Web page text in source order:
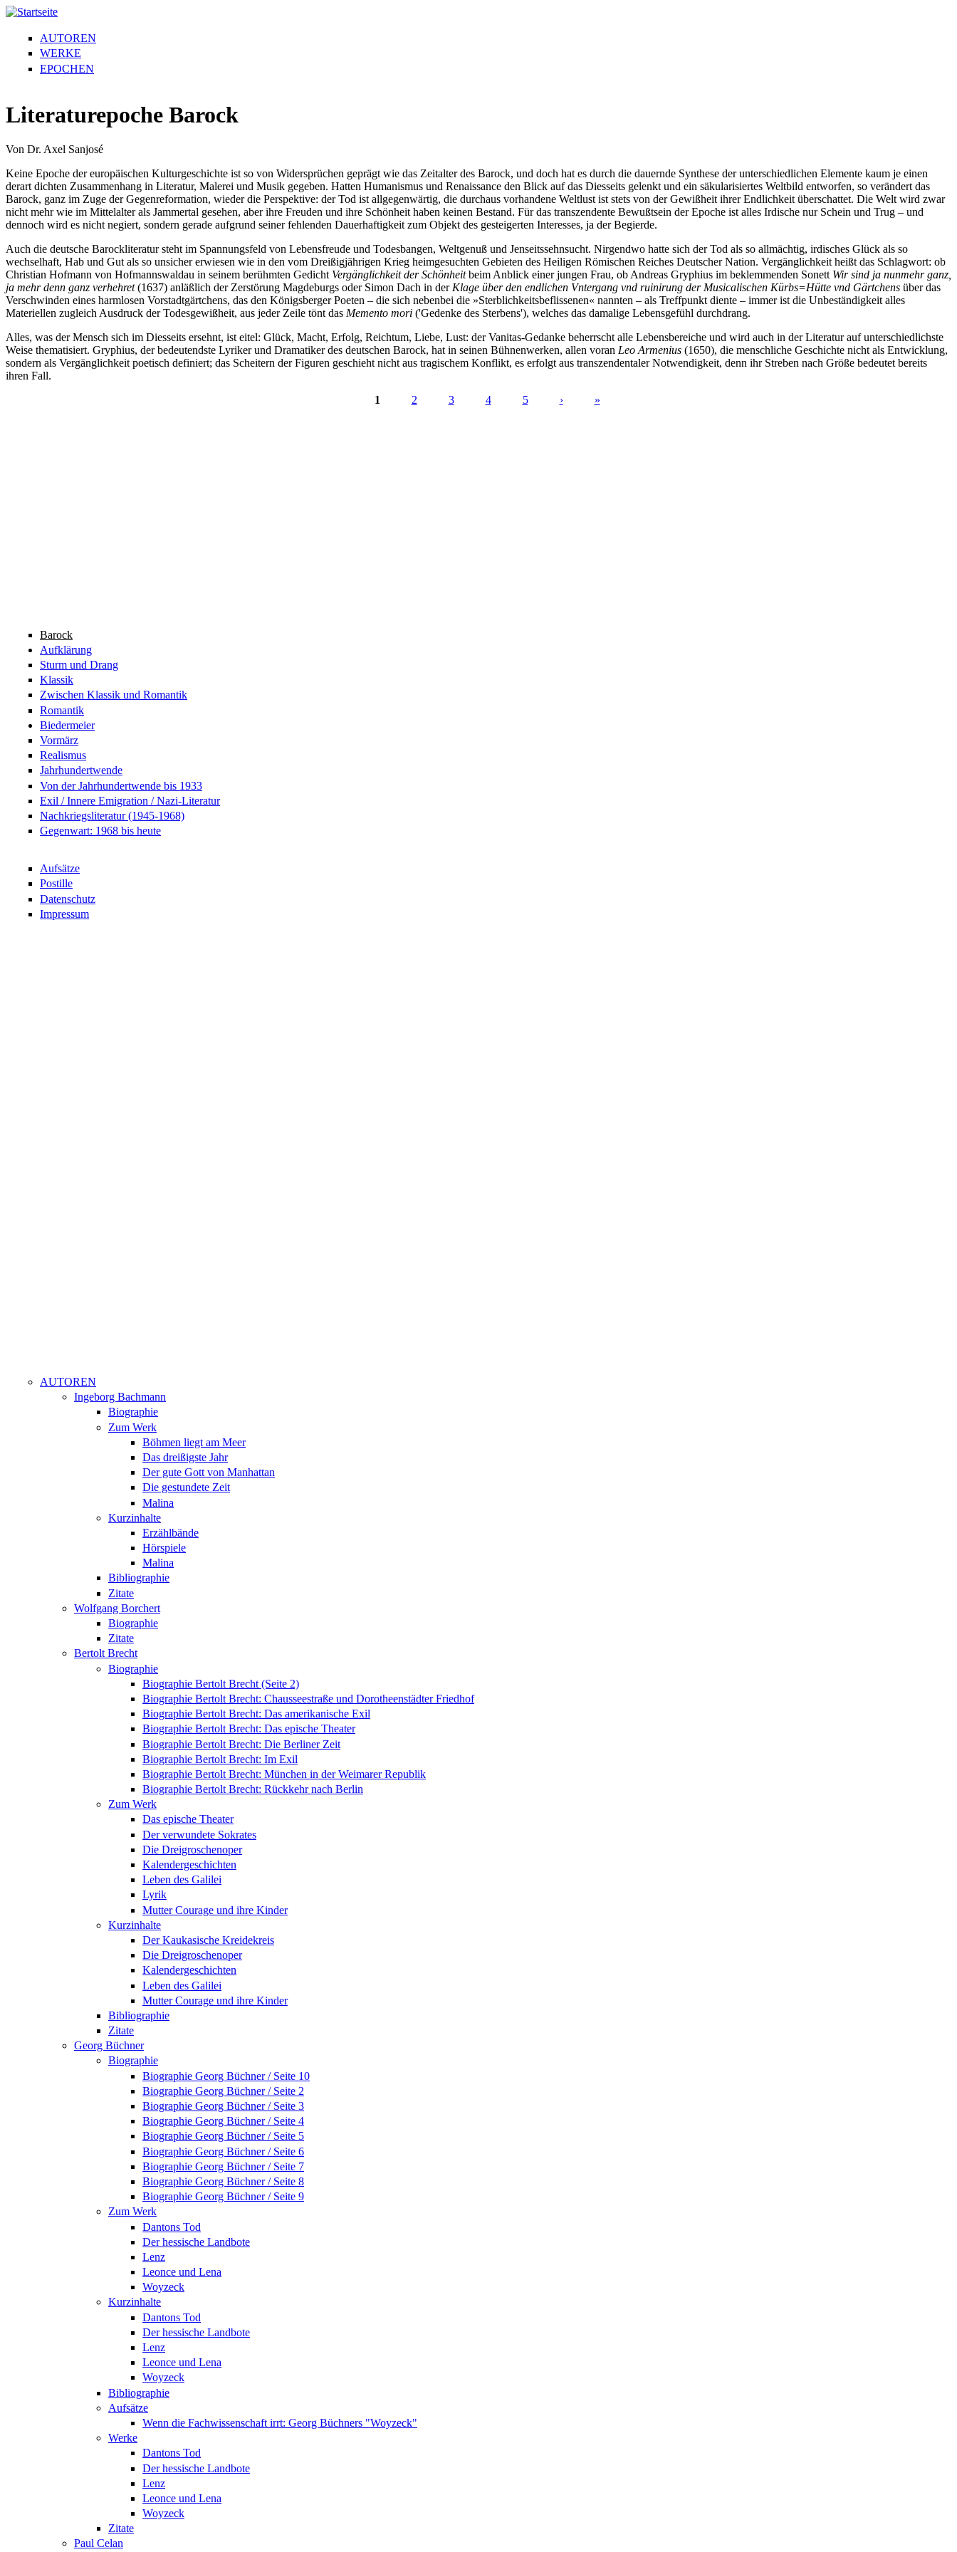
AUTOREN
WERKE
EPOCHEN
Literaturepoche Barock
Von Dr. Axel Sanjosé
Keine Epoche der europäischen Kulturgeschichte ist so von Widersprüchen geprägt wie das Zeitalter des Barock, und doch hat es durch die dauernde Synthese der unterschiedlichen Elemente kaum je einen
derart dichten Zusammenhang in Literatur, Malerei und Musik gegeben. Hatten Humanismus und Renaissance den Blick auf das Diesseits gelenkt und ein säkularisiertes Weltbild entworfen, so verändert das
Barock, ganz im Zuge der Gegenreformation, wieder die Perspektive: der Tod ist allgegenwärtig, die durchaus vorhandene Weltlust ist stets von der Gewißheit ihrer Endlichkeit überschattet. Die Welt wird zwar
nicht mehr wie im Mittelalter als Jammertal gesehen, aber ihre Freuden und ihre Schönheit haben keinen Bestand. Für das transzendente Bewußtsein der Epoche ist alles Irdische nur Schein und Trug – und
dennoch wird es nicht negiert, sondern gerade aufgrund seiner fehlenden Dauerhaftigkeit zum Objekt des gesteigerten Interesses, ja der Begierde.
Auch die deutsche Barockliteratur steht im Spannungsfeld von Lebensfreude und Todesbangen, Weltgenuß und Jenseitssehnsucht. Nirgendwo hatte sich der Tod als so allmächtig, irdisches Glück als so
wechselhaft, Hab und Gut als so unsicher erwiesen wie in den vom Dreißigjährigen Krieg heimgesuchten Gebieten des Heiligen Römischen Reiches Deutscher Nation. Vergänglichkeit heißt das Schlagwort: ob
Christian Hofmann von Hofmannswaldau in seinem berühmten Gedicht Vergänglichkeit der Schönheitbeim Anblick einer jungen Frau, ob Andreas Gryphius im beklemmenden Sonett Wir sind ja nunmehr ganz,
ja mehr denn ganz verhehret(1637) anläßlich der Zerstörung Magdeburgs oder Simon Dach in derKlage über den endlichen Vntergang vnd ruinirung der Musicalischen Kürbs=Hütte vnd Gärtchens über das
Verschwinden eines harmlosen Vorstadtgärtchens, das den Königsberger Poeten – die sich nebenbei die »Sterblichkeitsbeflissenen« nannten – als Treffpunkt diente – immer ist die Unbeständigkeit alles
Materiellen zugleich Ausdruck der Todesgewißheit, aus jeder Zeile tönt das Memento mori ('Gedenke des Sterbens'), welches das damalige Lebensgefühl durchdrang.
Alles, was der Mensch sich im Diesseits ersehnt, ist eitel: Glück, Macht, Erfolg, Reichtum, Liebe, Lust: der Vanitas-Gedanke beherrscht alle Lebensbereiche und wird auch in der Literatur auf unterschiedlichste
Weise thematisiert. Gryphius, der bedeutendste Lyriker und Dramatiker des deutschen Barock, hat in seinen Bühnenwerken, allen voran Leo Armenius (1650), die menschliche Geschichte nicht als Entwicklung,
sondern als Vergänglichkeit poetisch definiert; das Scheitern der Figuren geschieht nicht aus tragischem Konflikt, es erfolgt aus transzendentaler Notwendigkeit, denn ihr Streben nach Größe bedeutet bereits
ihren Fall.
1 2 3 4 5 › »
Barock
Aufklärung
Sturm und Drang
Klassik
Zwischen Klassik und Romantik
Romantik
Biedermeier
Vormärz
Realismus
Jahrhundertwende
Von der Jahrhundertwende bis 1933
Exil / Innere Emigration / Nazi-Literatur
Nachkriegsliteratur (1945-1968)
Gegenwart: 1968 bis heute
Aufsätze
Postille
Datenschutz
Impressum
AUTOREN
Ingeborg Bachmann
Biographie
Zum Werk
Böhmen liegt am Meer
Das dreißigste Jahr
Der gute Gott von Manhattan
Die gestundete Zeit
Malina
Kurzinhalte
Erzählbände
Hörspiele
Malina
Bibliographie
Zitate
Wolfgang Borchert
Biographie
Zitate
Bertolt Brecht
Biographie
Biographie Bertolt Brecht (Seite 2)
Biographie Bertolt Brecht: Chausseestraße und Dorotheenstädter Friedhof
Biographie Bertolt Brecht: Das amerikanische Exil
Biographie Bertolt Brecht: Das epische Theater
Biographie Bertolt Brecht: Die Berliner Zeit
Biographie Bertolt Brecht: Im Exil
Biographie Bertolt Brecht: München in der Weimarer Republik
Biographie Bertolt Brecht: Rückkehr nach Berlin
Zum Werk
Das epische Theater
Der verwundete Sokrates
Die Dreigroschenoper
Kalendergeschichten
Leben des Galilei
Lyrik
Mutter Courage und ihre Kinder
Kurzinhalte
Der Kaukasische Kreidekreis
Die Dreigroschenoper
Kalendergeschichten
Leben des Galilei
Mutter Courage und ihre Kinder
Bibliographie
Zitate
Georg Büchner
Biographie
Biographie Georg Büchner / Seite 10
Biographie Georg Büchner / Seite 2
Biographie Georg Büchner / Seite 3
Biographie Georg Büchner / Seite 4
Biographie Georg Büchner / Seite 5
Biographie Georg Büchner / Seite 6
Biographie Georg Büchner / Seite 7
Biographie Georg Büchner / Seite 8
Biographie Georg Büchner / Seite 9
Zum Werk
Dantons Tod
Der hessische Landbote
Lenz
Leonce und Lena
Woyzeck
Kurzinhalte
Dantons Tod
Der hessische Landbote
Lenz
Leonce und Lena
Woyzeck
Bibliographie
Aufsätze
Wenn die Fachwissenschaft irrt: Georg Büchners "Woyzeck"
Werke
Dantons Tod
Der hessische Landbote
Lenz
Leonce und Lena
Woyzeck
Zitate
Paul Celan